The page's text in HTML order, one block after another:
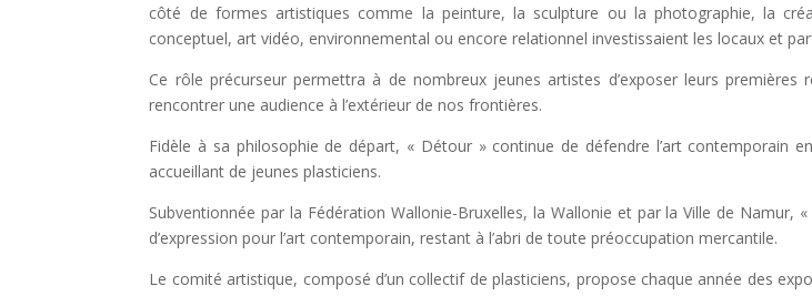
côté de formes artistiques comme la peinture, la sculpture ou la photographie, la
conceptuel, art vidéo, environnemental ou encore relationnel investissaient les locaux et
Ce rôle précurseur permettra à de nombreux jeunes artistes d’exposer leurs
rencontrer une audience à l’extérieur de nos frontières.
Fidèle à sa philosophie de départ, « Détour » continue de défendre l’art contemporain
accueillant de jeunes plasticiens.
Subventionnée par la Fédération Wallonie-Bruxelles, la Wallonie et par la Ville de Namur,
d’expression pour l’art contemporain, restant à l’abri de toute préoccupation mercantile.
Le comité artistique, composé d’un collectif de plasticiens, propose chaque année des